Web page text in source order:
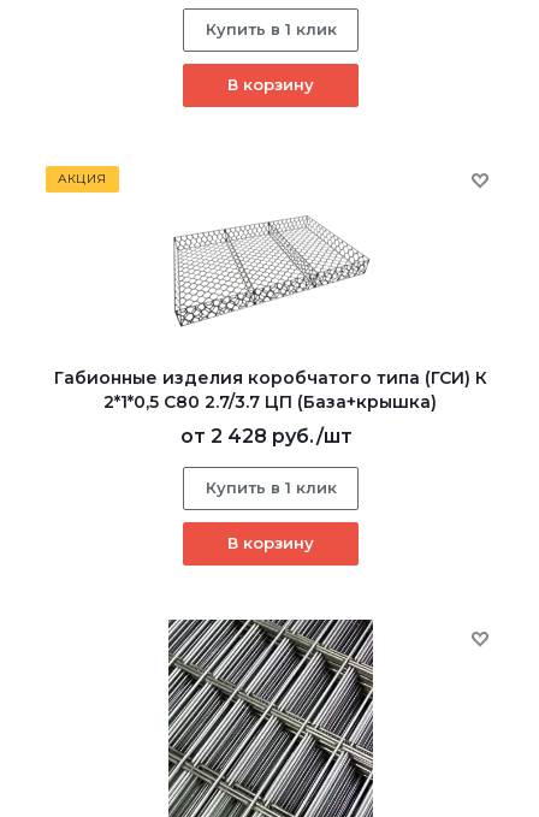
Купить в 1 клик
В корзину
АКЦИЯ
Габионные изделия коробчатого типа (ГСИ) К
2*1*0,5 С80 2.7/3.7 ЦП (База+крышка)
от 2 428 руб./шт
Купить в 1 клик
В корзину